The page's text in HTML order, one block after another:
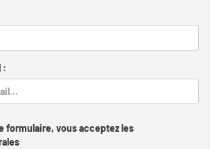
:
formulaire, vous acceptez les